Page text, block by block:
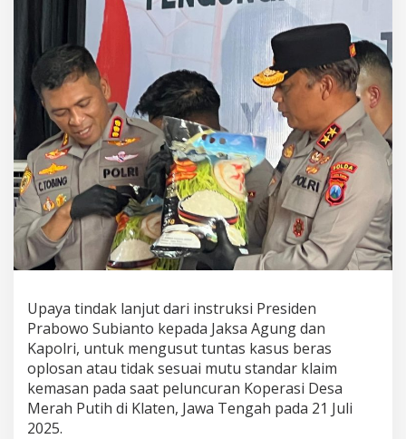
r
a
s
K
e
b
u
t
u
h
a
n
k
o
k
J
a
n
g
Upaya tindak lanjut dari instruksi Presiden
Prabowo Subianto kepada Jaksa Agung dan
Kapolri, untuk mengusut tuntas kasus beras
oplosan atau tidak sesuai mutu standar klaim
kemasan pada saat peluncuran Koperasi Desa
Merah Putih di Klaten, Jawa Tengah pada 21 Juli
2025.